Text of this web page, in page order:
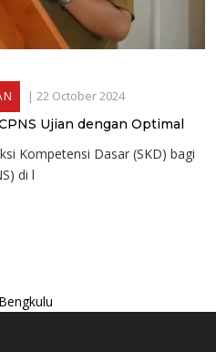
| 22 October 2024
Ujian dengan Optimal
Kompetensi Dasar (SKD) bagi
di l